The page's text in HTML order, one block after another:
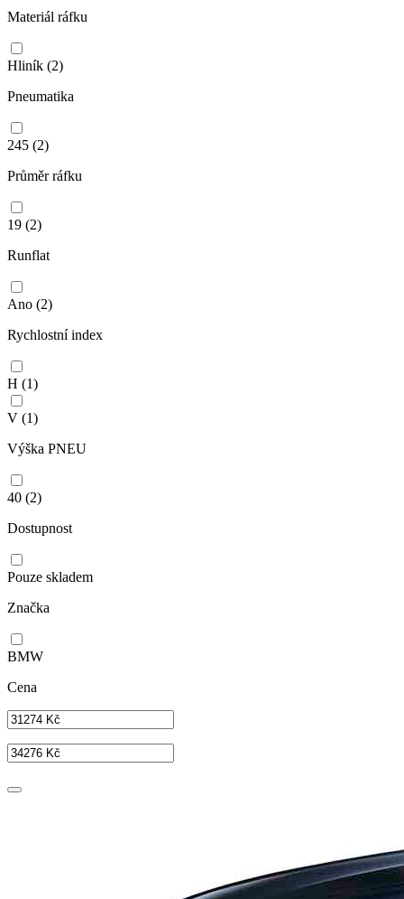
Materiál ráfku
Hliník (2)
Pneumatika
245 (2)
Průměr ráfku
19 (2)
Runflat
Ano (2)
Rychlostní index
H (1)
V (1)
Výška PNEU
40 (2)
Dostupnost
Pouze skladem
Značka
BMW
Cena